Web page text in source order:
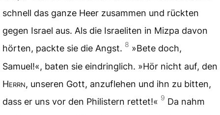
schnell das ganze Heer zusammen und rückten
gegen Israel aus. Als die Israeliten in Mizpa davon
hörten, packte sie die Angst. 8 »Bete doch,
Samuel!«, baten sie eindringlich. »Hör nicht auf, den
Herrn, unseren Gott, anzuflehen und ihn zu bitten,
dass er uns vor den Philistern rettet!« 9 Da nahm